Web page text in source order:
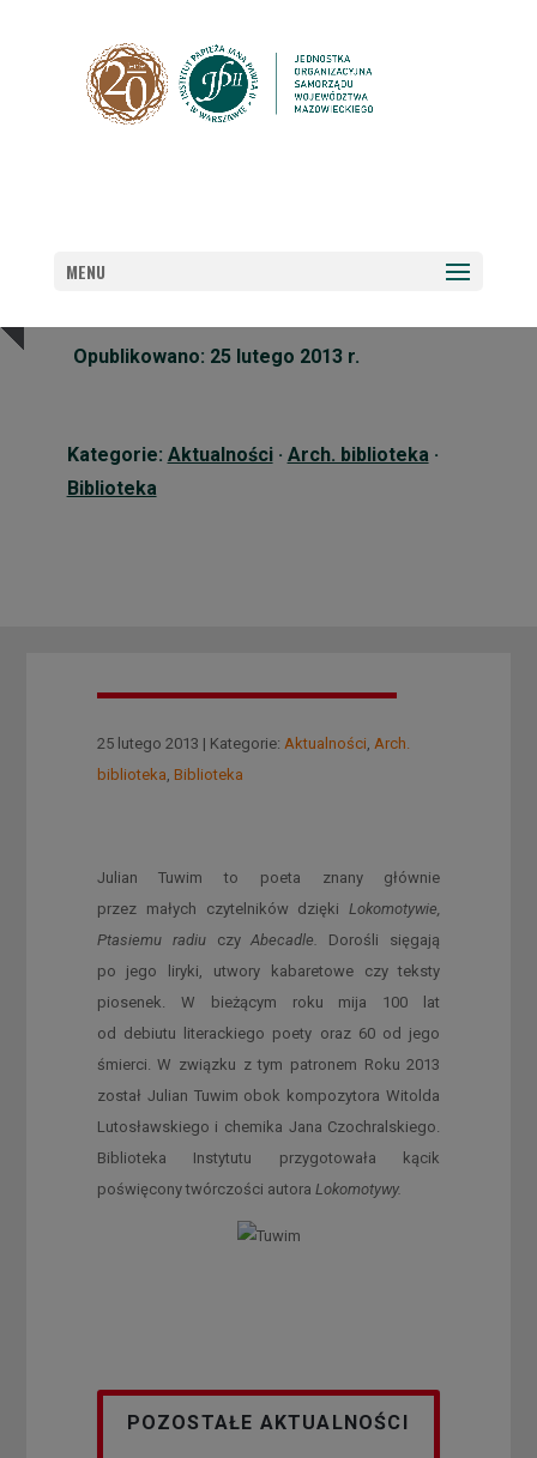
MENU
Opublikowano: 25 lutego 2013 r.
Kategorie: Aktualności· Arch. biblioteka ·
Biblioteka
25 lutego 2013 | Kategorie: Aktualności Arch.
biblioteka Biblioteka
Julian Tuwim to poeta znany głównie
przez małych czytelników dziękiLokomotywie,
Ptasiemu radiuczyAbecadle.
Dorośli sięgają
po jego liryki, utwory kabaretowe czy teksty
piosenek. W bieżącym roku mija 100 lat
od debiutu literackiego poety oraz 60 od jego
śmierci. W związku z tym patronem Roku 2013
został Julian Tuwim obok kompozytora Witolda
Lutosławskiego i chemika Jana Czochralskiego.
Biblioteka Instytutu przygotowała kącik
poświęcony twórczości autora Lokomotywy.
POZOSTAŁE AKTUALNOŚCI